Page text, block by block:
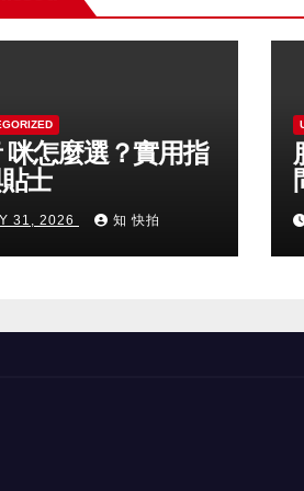
咪怎麼選？實用指
士
31, 2026 知 快拍